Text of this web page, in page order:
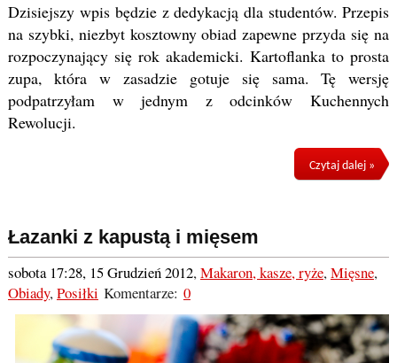
Dzisiejszy wpis będzie z dedykacją dla studentów. Przepis
na szybki, niezbyt kosztowny obiad zapewne przyda się na
rozpoczynający się rok akademicki. Kartoflanka to prosta
zupa, która w zasadzie gotuje się sama. Tę wersję
podpatrzyłam w jednym z odcinków Kuchennych
Rewolucji.
Czytaj dalej »
Łazanki z kapustą i mięsem
sobota 17:28, 15 Grudzień 2012,Makaron, kasze, ryże,Mięsne,
Obiady,Posiłki Komentarze: 0